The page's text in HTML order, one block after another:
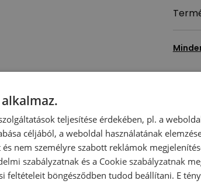
teljesítése érdekében, pl. a
céljából, a weboldal használatának
nem személyre szabott reklámok
szabályzatnakés a Cookie szabályzatnak
feltételeit böngésződben tudod beállítani. E